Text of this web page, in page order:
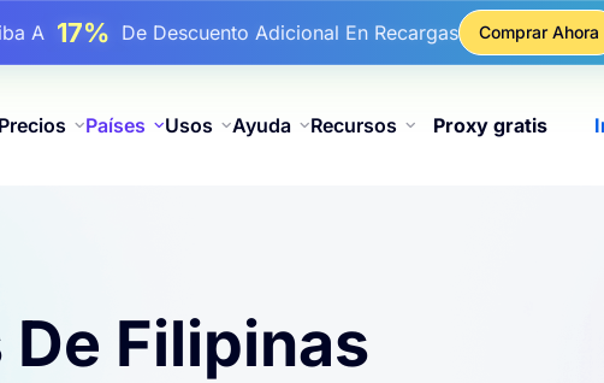
A 17% De Descuento Adicional En Recargas
A25%Descuento En Compras Estáticas IP
81%
Comprar Ahora
Precios Países Usos Ayuda Recursos Proxy gratis
Filipinas